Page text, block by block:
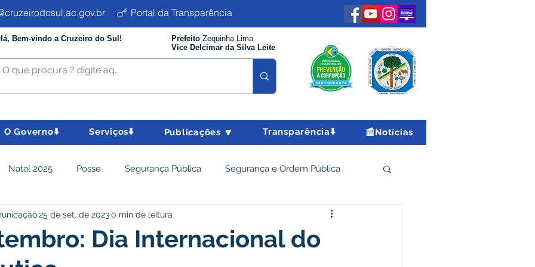
Portal da Transparência
Bem-vindo a Cruzeiro do Sul! Prefeito Zequinha Lima
Vice Delcimar da Silva Leite
O Governo⬇️ Serviços⬇️ Publicações 🔽 Transparência⬇️ 📰Notícias
Natal 2025 Posse Segurança Pública Segurança e Ordem Pública
Social e Cidadania Parcerias Desenvolvimento Econômico e Turismo
e turismo
Dia Internacional do
25 de set. de 20230 min de leitura